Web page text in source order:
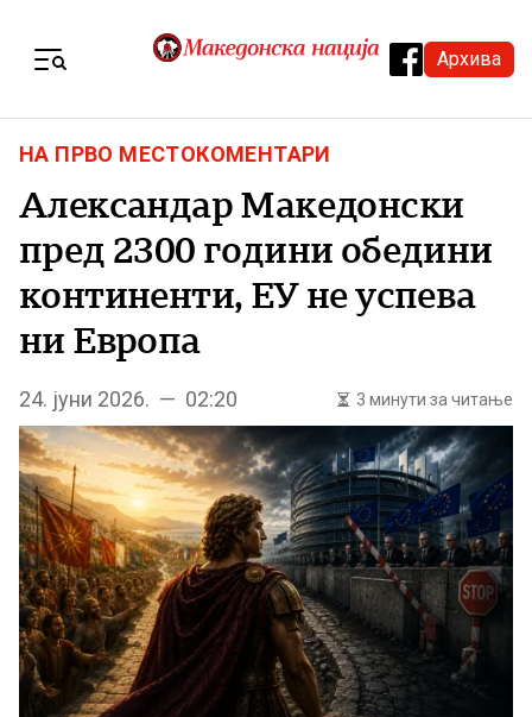
Архива
НА ПРВО МЕСТОКОМЕНТАРИ
Александар Македонски
пред 2300 години обедини
континенти, ЕУ не успева
ни Европа
24. јуни 2026. — 02:20 3 минути за читање